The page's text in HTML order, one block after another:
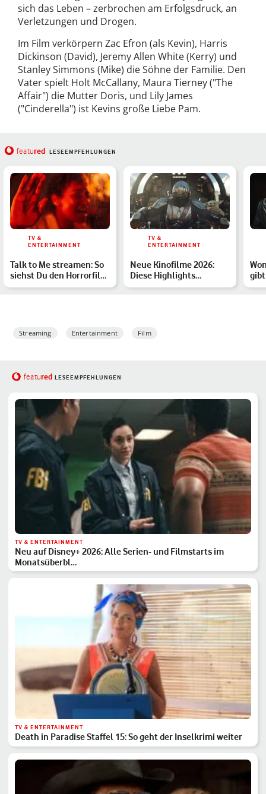
sich das Leben – zerbrochen am Erfolgsdruck, an
Verletzungen und Drogen.
Im Film verkörpern Zac Efron (als Kevin), Harris
Dickinson (David), Jeremy Allen White (Kerry) und
Stanley Simmons (Mike) die Söhne der Familie. Den
Vater spielt Holt McCallany, Maura Tierney ("The
Affair") die Mutter Doris, und Lily James
("Cinderella") ist Kevins große Liebe Pam.
featured LESEEMPFEHLUNGEN
TV &
ENTERTAINMENT
Talk to Me streamen: So
siehst Du den Horrorfilm
im Heimkino
TV &
ENTERTAINMENT
Neue Kinofilme 2026:
Diese Highlights
erwarten Dich
Streaming Entertainment Film
featured LESEEMPFEHLUNGEN
TV & ENTERTAINMENT
Neu auf Disney+ 2026: Alle Serien- und Filmstarts im
Monatsüberbl…
TV & ENTERTAINMENT
Death in Paradise Staffel 15: So geht der Inselkrimi weiter